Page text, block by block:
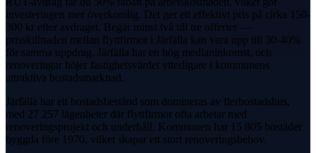
investeringen mer överkomlig. Det ger ett effektivt pris på cirka 150-
300 kr efter avdraget. Begär minst två till tre offerter —
prisskillnaden mellan flyttfirmor i Järfälla kan vara upp till 30-40%
för samma uppdrag. Järfälla har en hög medianinkomst, och
renoveringar höjer fastighetsvärdet ytterligare i kommunens
attraktiva bostadsmarknad.
Järfälla har ett bostadsbestånd som domineras av flerbostadshus,
med 27 257 lägenheter där flyttfirmor ofta arbetar med
renoveringsprojekt och underhåll. Kommunen har 15 805 bostäder
byggda före 1970, vilket skapar ett stort renoveringsbehov.